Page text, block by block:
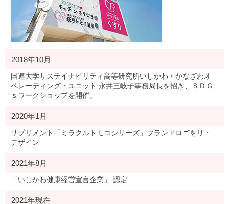
2018年10月
国連大学サステイナビリティ高等研究所いしかわ・かなざわオ
ペレーティング・ユニット 永井三岐子事務局長を招き、ＳＤＧ
ｓワークショップを開催。
2020年1月
サプリメント「ミラクルトモコシリーズ」ブランドロゴをリ・
デザイン
2021年8月
「いしかわ健康経営宣言企業」 認定
2021年現在